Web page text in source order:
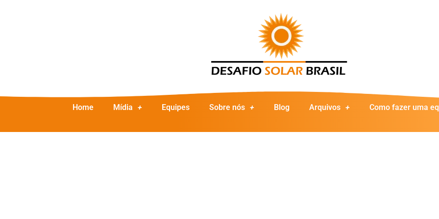
Home Mídia Equipes Sobre nós Blog Arquivos Como fazer uma